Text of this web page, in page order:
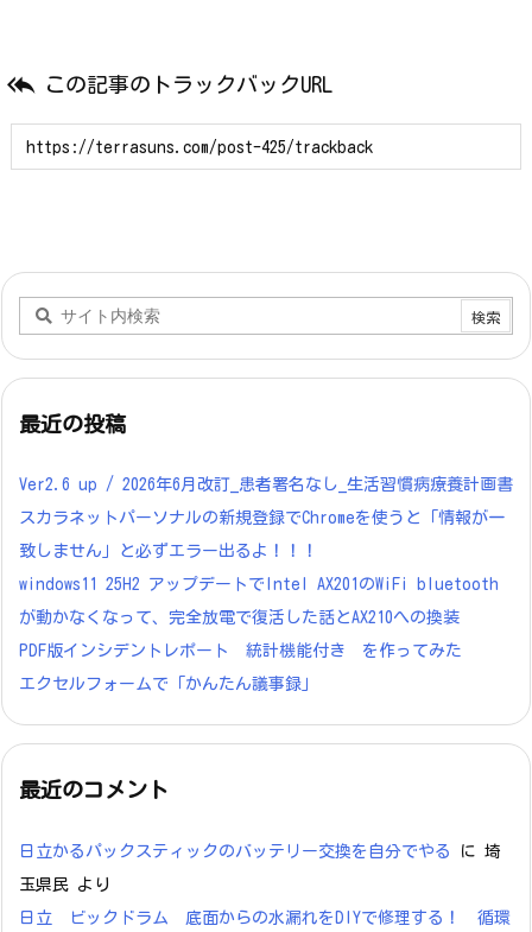
 この記事のトラックバックURL
最近の投稿
Ver2.6 up / 2026年6月改訂_患者署名なし_生活習慣病療養計画書
スカラネットパーソナルの新規登録でChromeを使うと「情報が一
致しません」と必ずエラー出るよ！！！
windows11 25H2 アップデートでIntel AX201のWiFi bluetooth
が動かなくなって、完全放電で復活した話とAX210への換装
PDF版インシデントレポート 統計機能付き を作ってみた
エクセルフォームで「かんたん議事録」
最近のコメント
日立かるパックスティックのバッテリー交換を自分でやる に 埼
玉県民 より
日立 ビックドラム 底面からの水漏れをDIYで修理する！ 循環